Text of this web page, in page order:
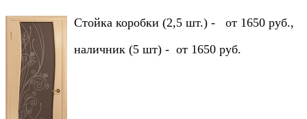
Стойка коробки (2,5 шт.) - от 1650 руб.,
наличник (5 шт) - от 1650 руб.